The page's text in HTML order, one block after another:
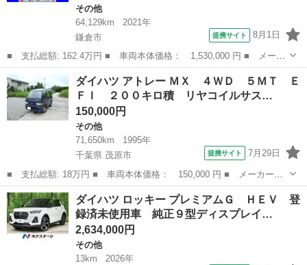
その他
64,129km
2021年
鎌倉市
提携サイト 8月1日
■ 支払総額: 162.4万円 ■ 車両本体価格： 1,530,000 円 ■ メーカ
ー名： ダイハツ ■ 車種名： ロッキー ■ グレード名： Ｇ 純
正エアロ サポカーＳワイド適合 ドラレコ パノラマモニター対
応 電動パ...
神奈川 その他
ダイハツ アトレー ＭＸ ４ＷＤ ５ＭＴ Ｅ
ＦＩ ２００キロ積 リヤコイルサス…
150,000円
その他
71,650km
1995年
千葉県 茂原市
提携サイト 7月29日
■ 支払総額: 18万円 ■ 車両本体価格： 150,000 円 ■ メーカー
名： ダイハツ ■ 車種名： アトレー ■ グレード名： ＭＸ ４
ＷＤ ５ＭＴ ＥＦＩ ２００キロ積 リヤコイルサス ■ 排気
量： 660cc ...
千葉 茂原市 その他
ダイハツ ロッキー プレミアムＧ ＨＥＶ 登
録済未使用車 純正９型ディスプレイ…
2,634,000円
その他
13km
2026年